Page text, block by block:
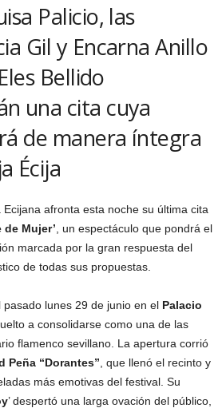
Palicio, las
Gil y Encarna Anillo
Bellido
una cita cuya
de manera íntegra
Écija
afronta esta noche su última cita
de Mujer’ , un espectáculo que pondrá el
marcada por la gran respuesta del
de todas sus propuestas.
lunes 29 de junio en el Palacio
a consolidarse como una de las
flamenco sevillano. La apertura corrió
Peña “Dorantes” , que llenó el recinto y
más emotivas del festival. Su
’ despertó una larga ovación del público,